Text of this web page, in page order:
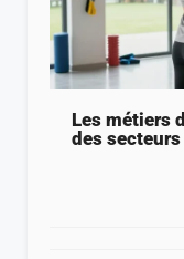
Les métiers
des